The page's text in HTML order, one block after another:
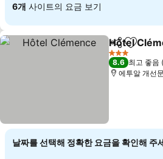
6개 사이트의 요금 보기
공유 즐겨찾
Hôtel
3 성급
8.6 최고 좋음
에투알 개선
날짜를 선택해 정확한 요금을 확인해 주